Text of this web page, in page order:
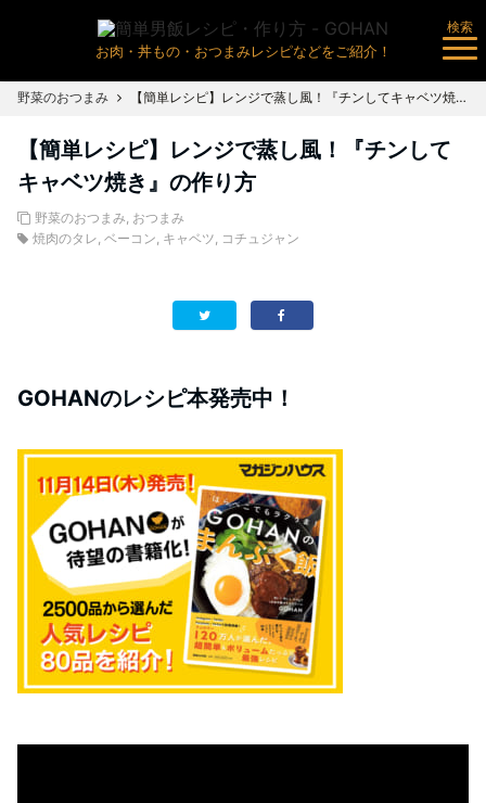
お肉・丼もの・おつまみレシピなどをご紹介！
検索
野菜のおつまみ 【簡単レシピ】レンジで蒸し風！『チンしてキャベツ焼き』の作り方
【簡単レシピ】レンジで蒸し風！『チンして
キャベツ焼き』の作り方
野菜のおつまみ, おつまみ
焼肉のタレ, ベーコン, キャベツ, コチュジャン
GOHANのレシピ本発売中！